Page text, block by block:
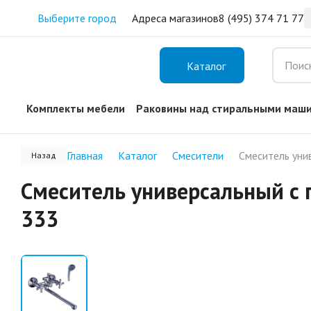
Выберите город Адреса магазинов8 (495) 374 71 77
Каталог
Комплекты мебели Раковины над стиральными
Назад Главная Каталог Смесители
Смеситель универсальный
333